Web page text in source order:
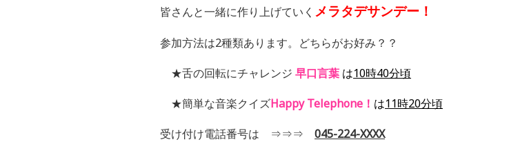
皆さんと一緒に作り上げていく メラタデサンデー！
参加方法は2種類あります。どちらがお好み？？
★舌の回転にチャレンジ 早口言葉 は10時40分頃
★簡単な音楽クイズHappy Telephone！ は11時20分頃
受け付け電話番号は ⇒⇒⇒ 045-224-XXXX